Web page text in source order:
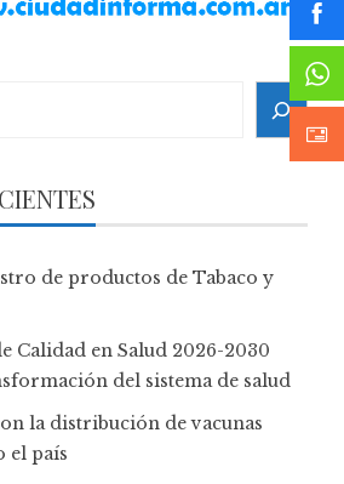
de productos de Tabaco y
Calidad en Salud 2026-2030
del sistema de salud
la distribución de vacunas
el país